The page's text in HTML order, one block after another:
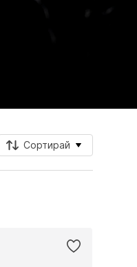
Сортирай